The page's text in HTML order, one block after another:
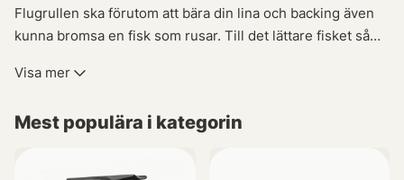
Flugrullen ska förutom att bära din lina och backing även
kunna bromsa en fisk som rusar. Till det lättare fisket så
att tunna tafsar går av. Till det tyngre fisket så vill man ha
starkaste fiskarna man kan ta på ett flugspö samtidigt som
Flugrullen ska även balansera upp ditt spö
Visa mer
Mest populära i kategorin